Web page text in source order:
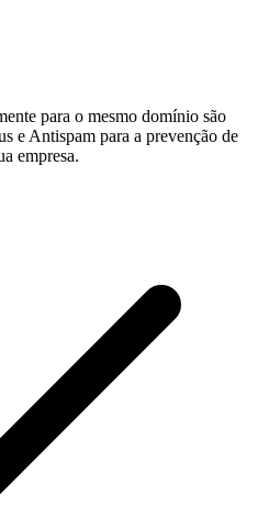
para o mesmo domínio são
e Antispam para a prevenção de
empresa.